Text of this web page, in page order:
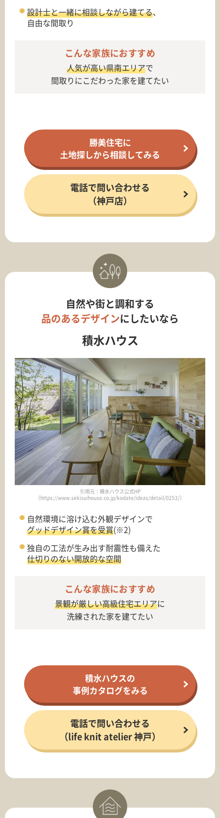
設計士と一緒に相談しながら建てる、
自由な間取り
こんな家族におすすめ
人気が高い県南エリアで
間取りにこだわった家を建てたい
勝美住宅に
土地探しから相談してみる
電話で問い合わせる
（神戸店）
自然や街と調和する
品のあるデザインにしたいなら
積水ハウス
引用元：積水ハウス公式HP
（https://www.sekisuihouse.co.jp/kodate/ideas/detail/0253/）
自然環境に溶け込む外観デザインで
グッドデザイン賞を受賞(※2)
独自の工法が生み出す耐震性も備えた
仕切りのない開放的な空間
こんな家族におすすめ
景観が厳しい高級住宅エリアに
洗練された家を建てたい
積水ハウスの
事例カタログをみる
電話で問い合わせる
（life knit atelier 神戸）